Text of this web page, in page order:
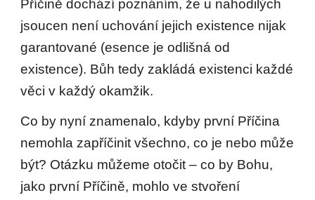
Příčině dochází poznáním, že u nahodilých
jsoucen není uchování jejich existence nijak
garantované (esence je odlišná od
existence). Bůh tedy zakládá existenci každé
věci v každý okamžik.
Co by nyní znamenalo, kdyby první Příčina
nemohla zapříčinit všechno, co je nebo může
být? Otázku můžeme otočit – co by Bohu,
jako první Příčině, mohlo ve stvoření